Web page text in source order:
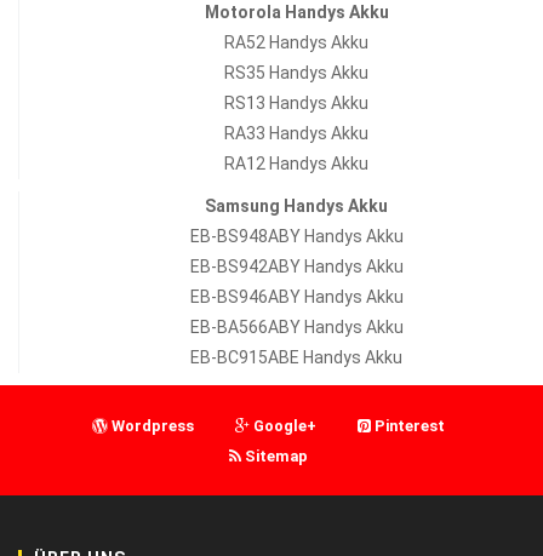
Motorola Handys Akku
RA52 Handys Akku
RS35 Handys Akku
RS13 Handys Akku
RA33 Handys Akku
RA12 Handys Akku
Samsung Handys Akku
EB-BS948ABY Handys Akku
EB-BS942ABY Handys Akku
EB-BS946ABY Handys Akku
EB-BA566ABY Handys Akku
EB-BC915ABE Handys Akku
Wordpress Google+
Pinterest
Sitemap